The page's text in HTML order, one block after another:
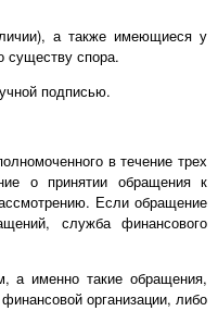
а также имеющиеся у
существу спора.
подписью.
в течение трех
о принятии обращения к
Если обращение
служба финансового
а именно такие обращения,
организации, либо